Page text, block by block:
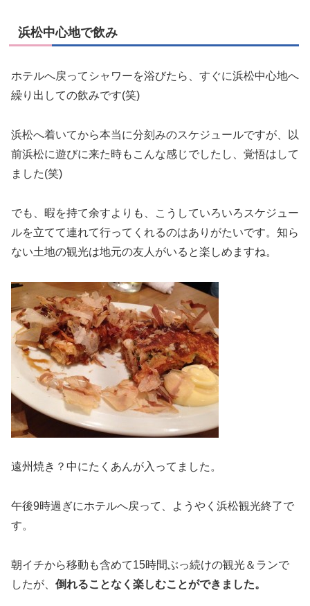
浜松中心地で飲み
ホテルへ戻ってシャワーを浴びたら、すぐに浜松中心地へ
繰り出しての飲みです(笑)
浜松へ着いてから本当に分刻みのスケジュールですが、以
前浜松に遊びに来た時もこんな感じでしたし、覚悟はして
ました(笑)
でも、暇を持て余すよりも、こうしていろいろスケジュー
ルを立てて連れて行ってくれるのはありがたいです。知ら
ない土地の観光は地元の友人がいると楽しめますね。
遠州焼き？中にたくあんが入ってました。
午後9時過ぎにホテルへ戻って、ようやく浜松観光終了で
す。
朝イチから移動も含めて15時間ぶっ続けの観光＆ランで
したが、 倒れることなく楽しむことができました。